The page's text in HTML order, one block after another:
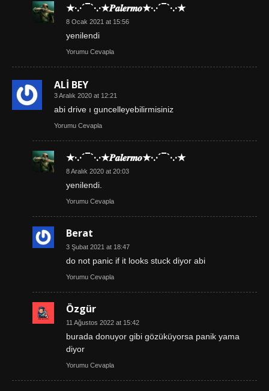
★·.·´¯`·.·★𝑷𝒂𝒍𝒆𝒓𝒎𝒐★·.·´¯`·.·★
8 Ocak 2021 at 15:56
yenilendi
Yorumu Cevapla
ALİ BEY
3 Aralık 2020 at 12:21
abi drive ı guncelleyebilirmisiniz
Yorumu Cevapla
★·.·´¯`·.·★𝑷𝒂𝒍𝒆𝒓𝒎𝒐★·.·´¯`·.·★
8 Aralık 2020 at 20:03
yenilendi.
Yorumu Cevapla
Berat
3 Şubat 2021 at 18:47
do not panic if it looks stuck diyor abi
Yorumu Cevapla
Özgür
11 Ağustos 2022 at 15:42
burada donuyor gibi gözüküyorsa panik yama
diyor
Yorumu Cevapla